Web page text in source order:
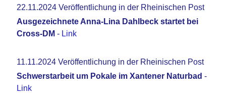
22.11.2024 Veröffentlichung in der Rheinischen Post
Ausgezeichnete Anna-Lina Dahlbeck startet bei
Cross-DM - Link
11.11.2024 Veröffentlichung in der Rheinischen Post
Schwerstarbeit um Pokale im Xantener Naturbad -
Link